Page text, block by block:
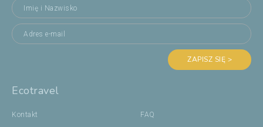
ZAPISZ SIĘ >
Ecotravel
Kontakt FAQ